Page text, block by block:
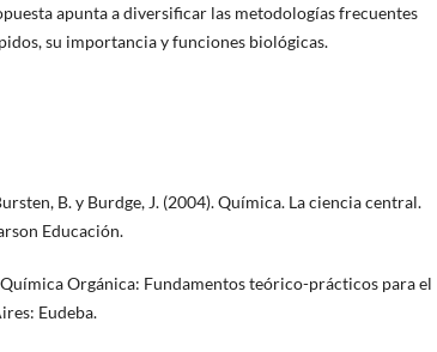
apunta a diversificar las metodologías frecuentes
su importancia y funciones biológicas.
B. y Burdge, J. (2004). Química. La ciencia central.
Educación.
Química Orgánica: Fundamentos teórico-prácticos para el
Eudeba.